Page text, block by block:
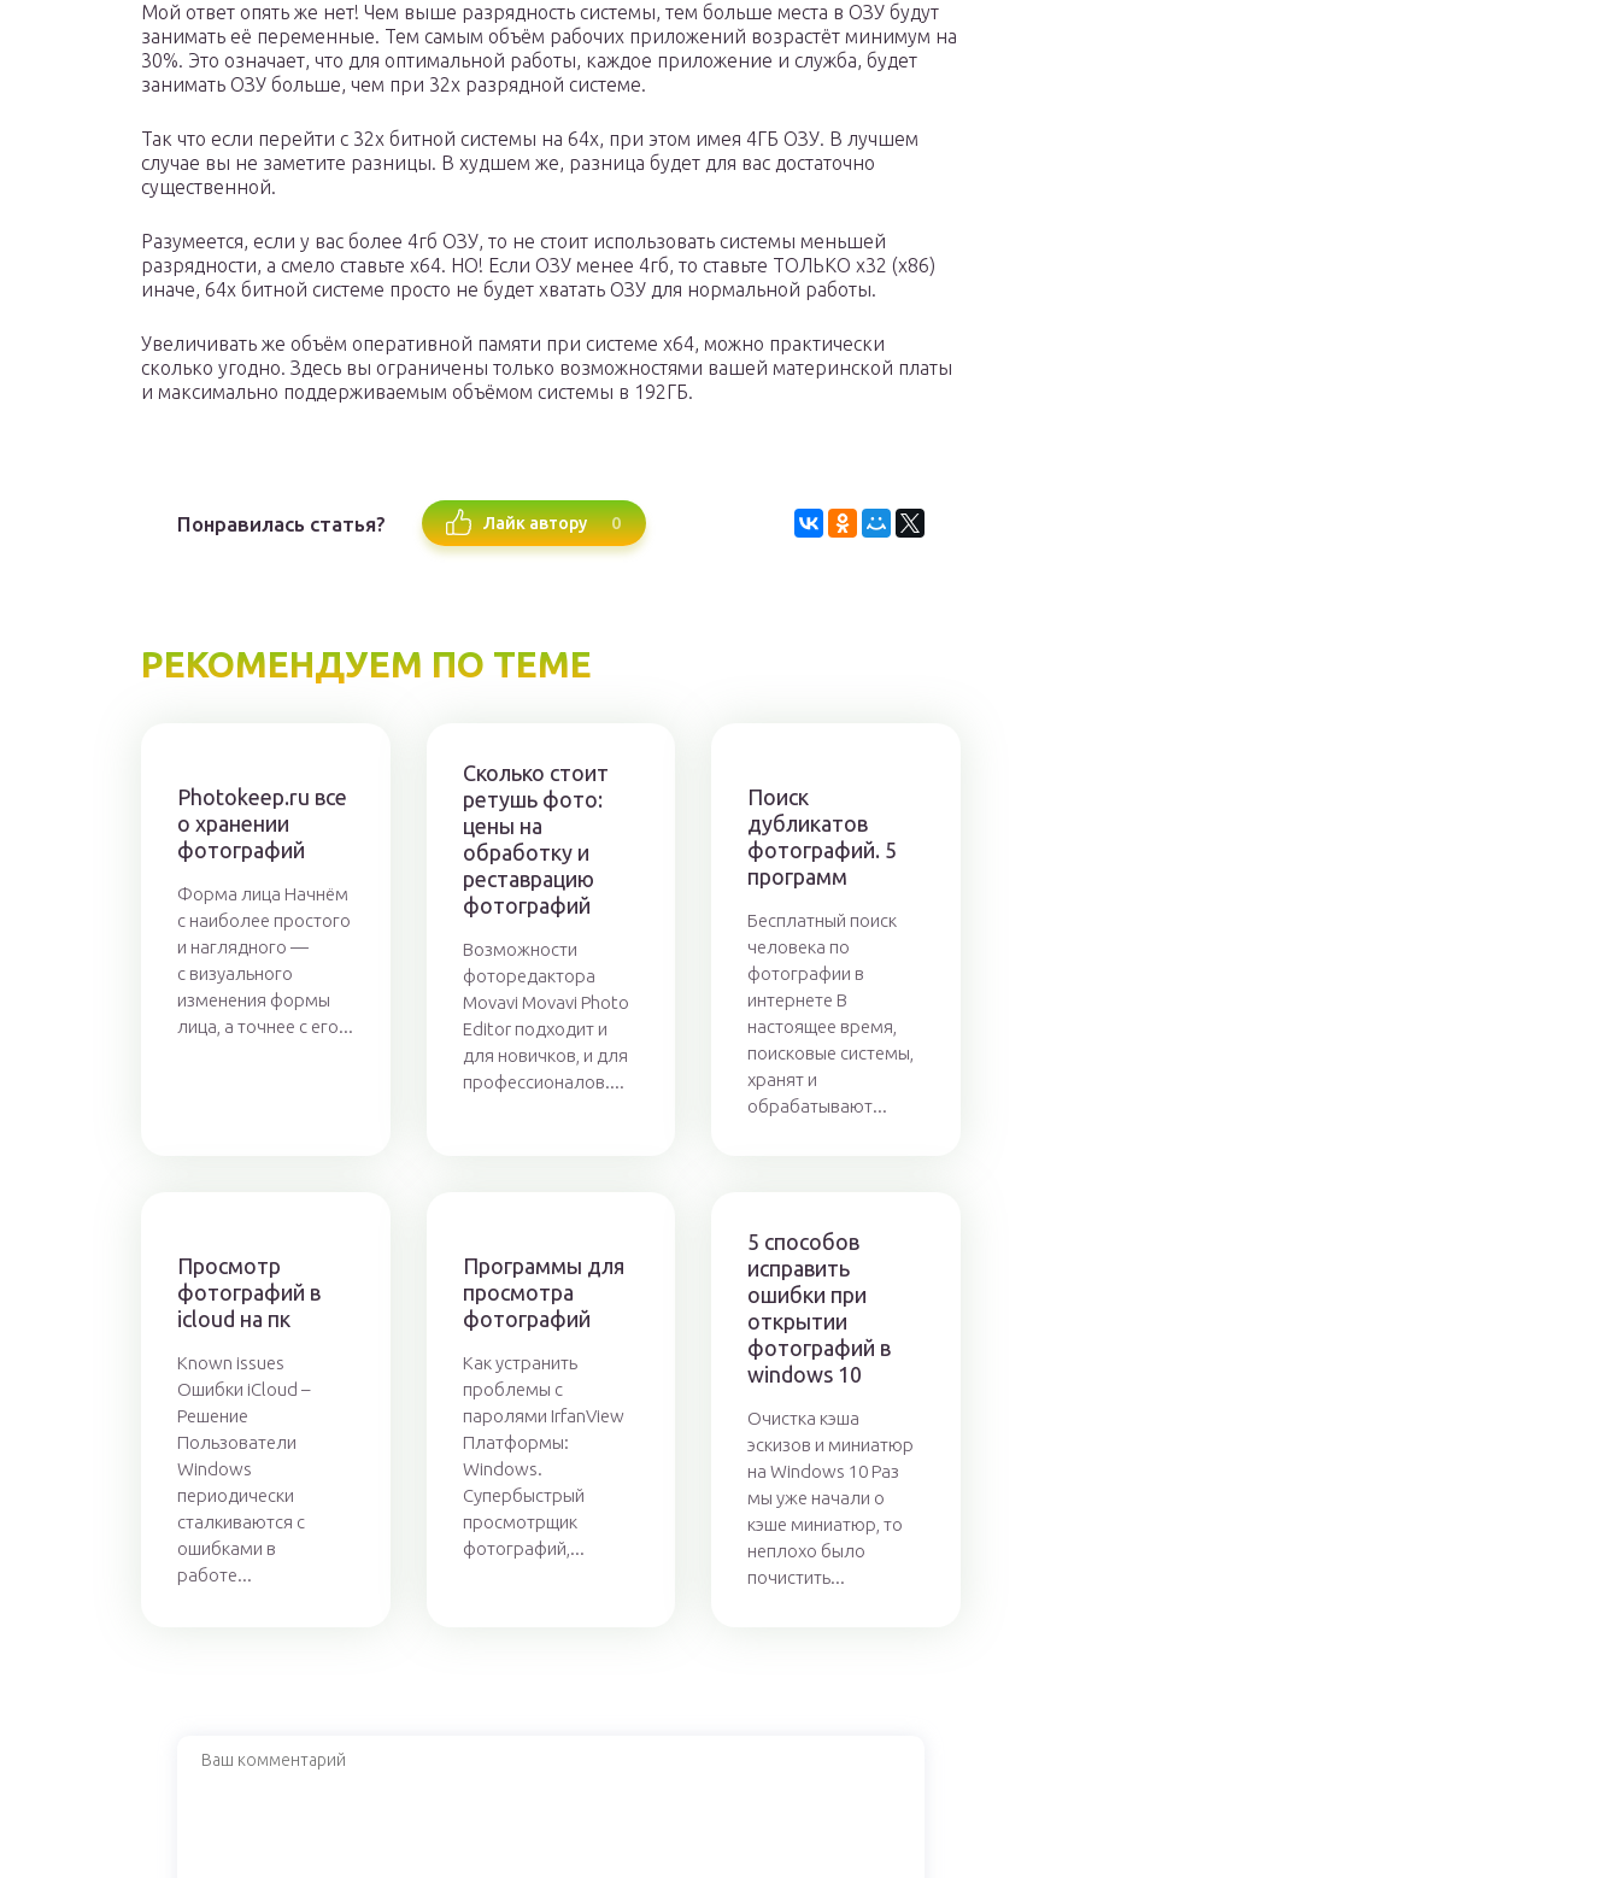
Мой ответ опять же нет! Чем выше разрядность системы, тем больше места в ОЗУ будут
занимать её переменные. Тем самым объём рабочих приложений возрастёт минимум на
30%. Это означает, что для оптимальной работы, каждое приложение и служба, будет
занимать ОЗУ больше, чем при 32х разрядной системе.
Так что если перейти с 32х битной системы на 64х, при этом имея 4ГБ ОЗУ. В лучшем
случае вы не заметите разницы. В худшем же, разница будет для вас достаточно
существенной.
Разумеется, если у вас более 4гб ОЗУ, то не стоит использовать системы меньшей
разрядности, а смело ставьте х64. НО! Если ОЗУ менее 4гб, то ставьте ТОЛЬКО x32 (x86)
иначе, 64х битной системе просто не будет хватать ОЗУ для нормальной работы.
Увеличивать же объём оперативной памяти при системе x64, можно практически
сколько угодно. Здесь вы ограничены только возможностями вашей материнской платы
и максимально поддерживаемым объёмом системы в 192ГБ.
Понравилась статья? Лайк автору 0
РЕКОМЕНДУЕМ ПО ТЕМЕ
Photokeep.ru все
о хранении
фотографий
Форма лица Начнём
с наиболее простого
и наглядного —
с визуального
изменения формы
лица, а точнее с его...
Сколько стоит
ретушь фото:
цены на
обработку и
реставрацию
фотографий
Возможности
фоторедактора
Movavi Movavi Photo
Editor подходит и
для новичков, и для
профессионалов....
Поиск
дубликатов
фотографий. 5
программ
Бесплатный поиск
человека по
фотографии в
интернете В
настоящее время,
поисковые системы,
хранят и
обрабатывают...
Просмотр
фотографий в
icloud на пк
Known issues
Ошибки iCloud –
Решение
Пользователи
Windows
периодически
сталкиваются с
ошибками в
работе...
Программы для
просмотра
фотографий
Как устранить
проблемы с
паролями IrfanView
Платформы:
Windows.
Супербыстрый
просмотрщик
фотографий,...
5 способов
исправить
ошибки при
открытии
фотографий в
windows 10
Очистка кэша
эскизов и миниатюр
на Windows 10 Раз
мы уже начали о
кэше миниатюр, то
неплохо было
почистить...